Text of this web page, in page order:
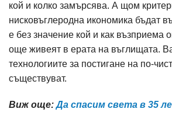
кой и колко замърсява. А щом
нисковъглеродна икономика бъдат
е без значение кой и как възприема
още живеят в ерата на въглищата.
технологиите за постигане на по-
съществуват.
Виж още:Да спасим света в 35